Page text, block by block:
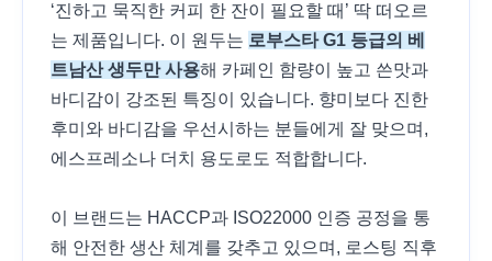
‘진하고 묵직한 커피 한 잔이 필요할 때’ 딱 떠오르
는 제품입니다. 이 원두는 로부스타 G1 등급의 베
트남산 생두만 사용해 카페인 함량이 높고 쓴맛과
바디감이 강조된 특징이 있습니다. 향미보다 진한
후미와 바디감을 우선시하는 분들에게 잘 맞으며,
에스프레소나 더치 용도로도 적합합니다.
이 브랜드는 HACCP과 ISO22000 인증 공정을 통
해 안전한 생산 체계를 갖추고 있으며, 로스팅 직후